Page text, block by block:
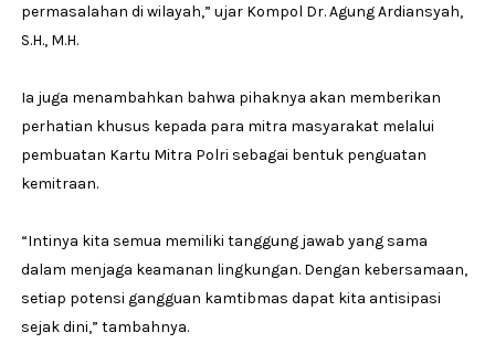
permasalahan di wilayah,” ujar Kompol Dr. Agung Ardiansyah,
S.H., M.H.
Ia juga menambahkan bahwa pihaknya akan memberikan
perhatian khusus kepada para mitra masyarakat melalui
pembuatan Kartu Mitra Polri sebagai bentuk penguatan
kemitraan.
“Intinya kita semua memiliki tanggung jawab yang sama
dalam menjaga keamanan lingkungan. Dengan kebersamaan,
setiap potensi gangguan kamtibmas dapat kita antisipasi
sejak dini,” tambahnya.